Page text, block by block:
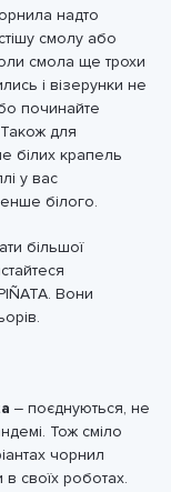
надто
смолу або
смола ще трохи
і візерунки не
починайте
для
білих крапель
у вас
білого.
більшої
Вони
– поєднуються, не
Тож сміло
чорнил
в своїх роботах.